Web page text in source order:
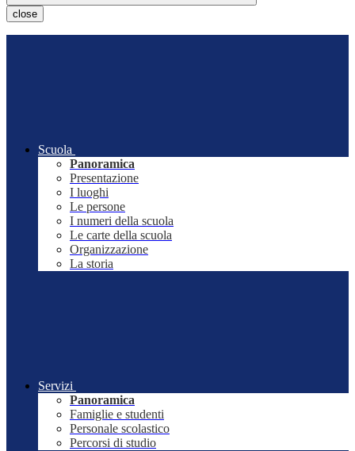
close
Scuola
Panoramica
Presentazione
I luoghi
Le persone
I numeri della scuola
Le carte della scuola
Organizzazione
La storia
Servizi
Panoramica
Famiglie e studenti
Personale scolastico
Percorsi di studio